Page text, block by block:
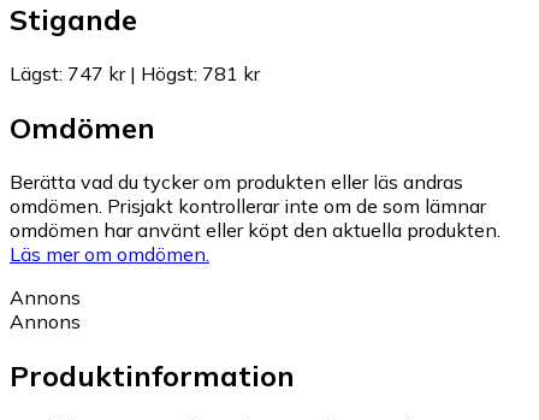
Stigande
Lägst: 747 kr| Högst: 781 kr
Omdömen
Berätta vad du tycker om produkten eller läs andras
omdömen. Prisjakt kontrollerar inte om de som lämnar
omdömen har använt eller köpt den aktuella produkten.
Läs mer om omdömen.
Annons
Annons
Produktinformation